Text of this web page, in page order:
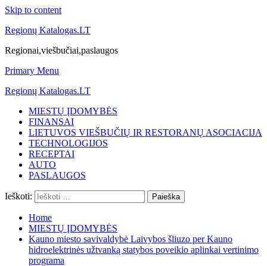
Skip to content
Regionų Katalogas.LT
Regionai,viešbučiai,paslaugos
Primary Menu
Regionų Katalogas.LT
MIESTŲ ĮDOMYBĖS
FINANSAI
LIETUVOS VIEŠBUČIŲ IR RESTORANŲ ASOCIACIJA
TECHNOLOGIJOS
RECEPTAI
AUTO
PASLAUGOS
Ieškoti:
Home
MIESTŲ ĮDOMYBĖS
Kauno miesto savivaldybė Laivybos šliuzo per Kauno
hidroelektrinės užtvanką statybos poveikio aplinkai vertinimo
programa